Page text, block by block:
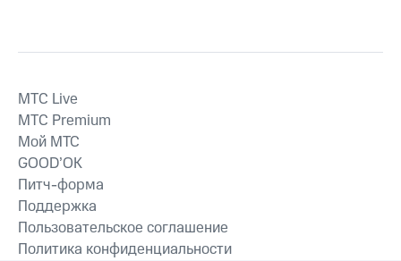
MTС Live
MTС Premium
Мой МТС
GOOD’OK
Питч-форма
Поддержка
Пользовательское соглашение
Политика конфиденциальности